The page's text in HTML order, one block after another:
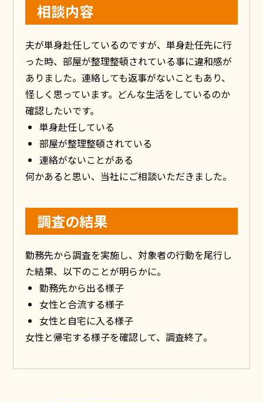
相談内容
夫が単身赴任しているのですが、単身赴任先に行
った時、部屋が整理整頓されている事に違和感が
ありました。連絡しても返事がないこともあり、
怪しく思っています。どんな生活をしているのか
確認したいです。
単身赴任している
部屋が整理整頓されている
連絡がないことがある
何かあると思い、当社にご相談いただきました。
調査の結果
勤務先から調査を実施し、対象者の行動を尾行し
た結果、以下のことが明らかに。
勤務先から出る様子
女性と合流する様子
女性と自宅に入る様子
女性と帰宅する様子を確認して、調査終了。